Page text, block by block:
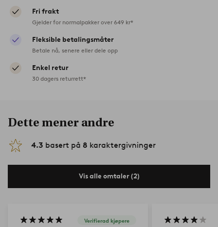
Fri frakt
Gjelder for normalpakker over 649 kr*
Fleksible betalingsmåter
Betale nå, senere eller dele opp
Enkel retur
30 dagers returrett*
Dette mener andre
4.3 basert på 8 karaktergivninger
Vis alle omtaler (2)
Verifierad kjøpere